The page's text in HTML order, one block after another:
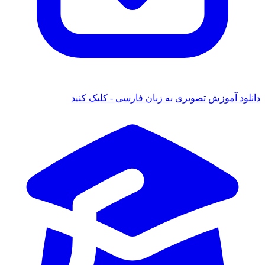
آموزش تصویری به زبان فارسی - کلیک کنید